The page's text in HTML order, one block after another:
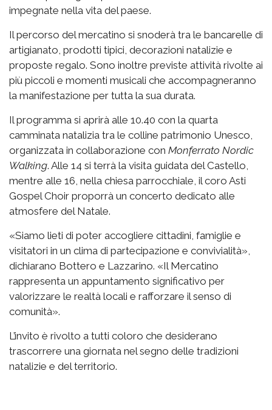
impegnate nella vita del paese.
Il percorso del mercatino si snoderà tra le bancarelle di
artigianato, prodotti tipici, decorazioni natalizie e
proposte regalo. Sono inoltre previste attività rivolte ai
più piccoli e momenti musicali che accompagneranno
la manifestazione per tutta la sua durata.
Il programma si aprirà alle 10.40 con la quarta
camminata natalizia tra le colline patrimonio Unesco,
organizzata in collaborazione con Monferrato Nordic
Walking. Alle 14 si terrà la visita guidata del Castello,
mentre alle 16, nella chiesa parrocchiale, il coro Asti
Gospel Choir proporrà un concerto dedicato alle
atmosfere del Natale.
«Siamo lieti di poter accogliere cittadini, famiglie e
visitatori in un clima di partecipazione e convivialità»,
dichiarano Bottero e Lazzarino. «Il Mercatino
rappresenta un appuntamento significativo per
valorizzare le realtà locali e rafforzare il senso di
comunità».
L’invito è rivolto a tutti coloro che desiderano
trascorrere una giornata nel segno delle tradizioni
natalizie e del territorio.